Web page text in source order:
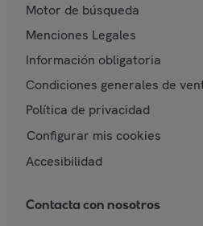
Motor de búsqueda
Menciones Legales
Información obligatoria
Condiciones generales de
Política de privacidad
Configurar mis cookies
Accesibilidad
Contacta con nosotros